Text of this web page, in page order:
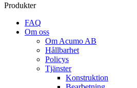
Produkter
FAQ
Om oss
Om Acumo AB
Hållbarhet
Policys
Tjänster
Konstruktion